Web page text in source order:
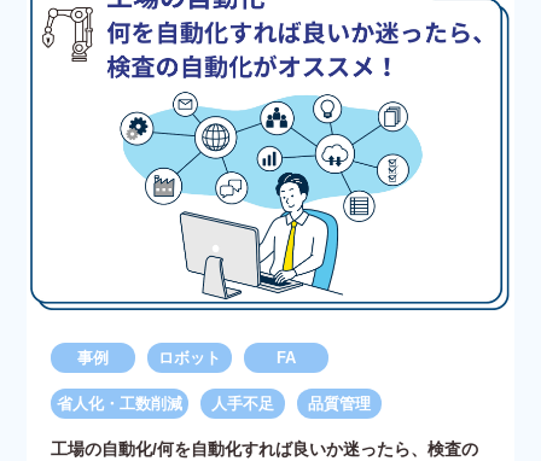
事例 ロボット FA
省人化・工数削減 人手不足 品質管理
工場の自動化/何を自動化すれば良いか迷ったら、検査の